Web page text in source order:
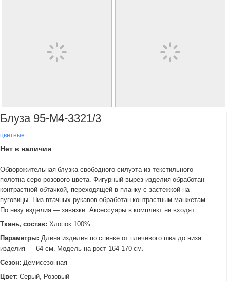
Блуза 95-М4-3321/3
цветные
Нет в наличии
Обворожительная блузка свободного силуэта из текстильного
полотна серо-розового цвета. Фигурный вырез изделия обработан
контрастной обтачкой, переходящей в планку с застежкой на
пуговицы. Низ втачных рукавов обработан контрастным манжетам.
По низу изделия — завязки. Аксессуары в комплект не входят.
Ткань, состав: Хлопок 100%
Параметры: Длина изделия по спинке от плечевого шва до низа
изделия — 64 см. Модель на рост 164-170 см.
Сезон: Демисезонная
Цвет: Серый, Розовый